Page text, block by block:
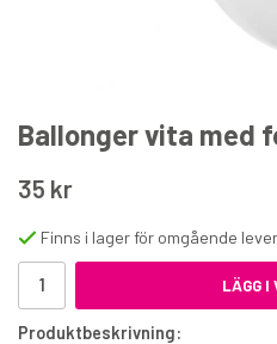
Ätbara
Ballonger vita med
35 kr
Finns i lager för omgående
LÄGG I
Produktbeskrivning: